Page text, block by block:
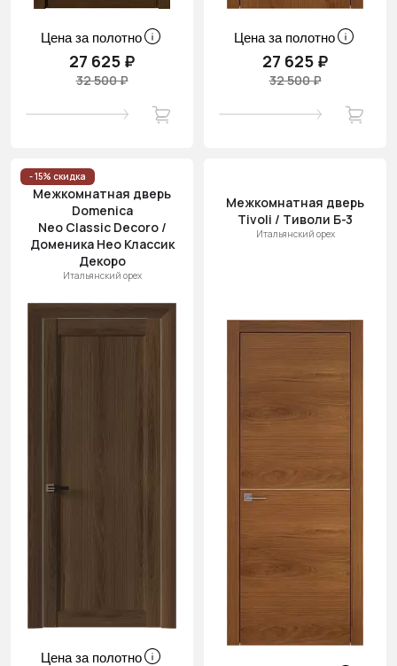
Цена за полотно
27 625 ₽
32 500 ₽
Цена за полотно
27 625 ₽
32 500 ₽
- 15% скидка
Межкомнатная дверь
Domenica
Neo Classic Decoro /
Доменика Нео Классик
Декоро
Итальянский орех
Цена за полотно
Межкомнатная дверь
Tivoli / Тиволи Б-3
Итальянский орех